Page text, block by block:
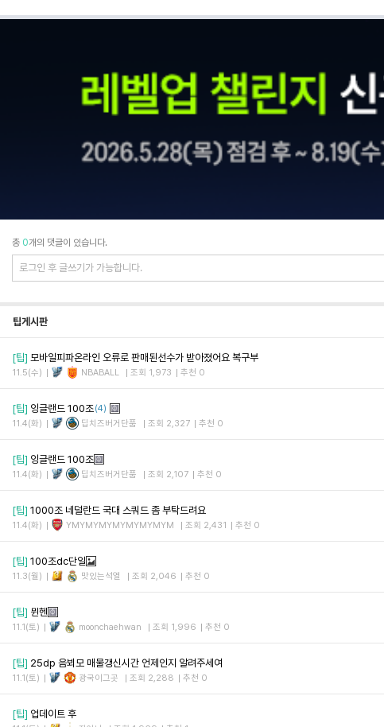
총 0개의 댓글이 있습니다.
팁게시판
[팁] 모바일피파온라인 오류로 판매된선수가 받아졌어요 복구부
11.5(수) NBABALL 조회 1,973 추천 0
[팁] 잉글랜드 100조(4)
11.4(화)
딥치즈버거단품 조회 2,327 추천 0
[팁] 잉글랜드 100조
11.4(화) 딥치즈버거단품 조회 2,107 추천 0
[팁] 1000조 네덜란드 국대 스쿼드 좀 부탁드려요
11.4(화) YMYMYMYMYMYMYMYM 조회 2,431 추천 0
[팁] 100조dc단일
11.3(월) 맛있는석열 조회 2,046 추천 0
[팁] 뮌헨
11.1(토) moonchaehwan 조회 1,996 추천 0
[팁] 25dp 음뵈모 매물갱신시간 언제인지 알려주세여
11.1(토) 광국이그곳 조회 2,288 추천 0
[팁] 업데이트 후